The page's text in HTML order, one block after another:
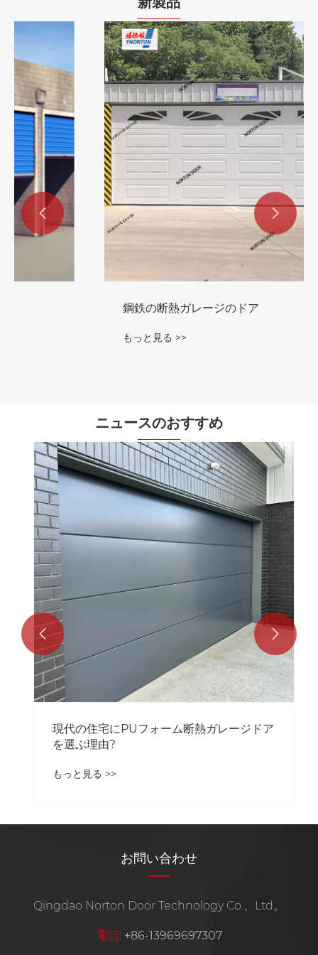
鋼鉄の断熱ガレージのドア
 
ニュースのおすすめ
現代の住宅にPUフォーム断熱ガレージドア
を選ぶ理由?
もっと見る >>
 
お問い合わせ
Qingdao Norton Door Technology Co.、Ltd。
電話: +86-13969697307